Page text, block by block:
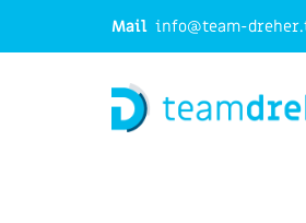
Mail info@team-